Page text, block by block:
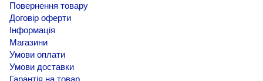
Повернення товару
Договір оферти
Інформація
Магазини
Умови оплати
Умови доставки
Гарантія на товар